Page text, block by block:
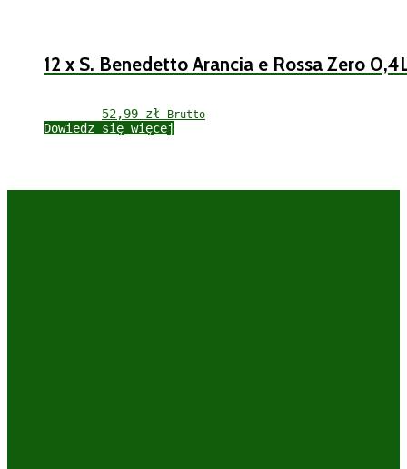
12 x S. Benedetto Arancia e Rossa Zero
52,99 zł Brutto
Dowiedz się więcej